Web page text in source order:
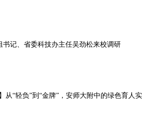
书记、省委科技办主任吴劲松来校调研
从“轻负”到“金牌”，安师大附中的绿色育人实